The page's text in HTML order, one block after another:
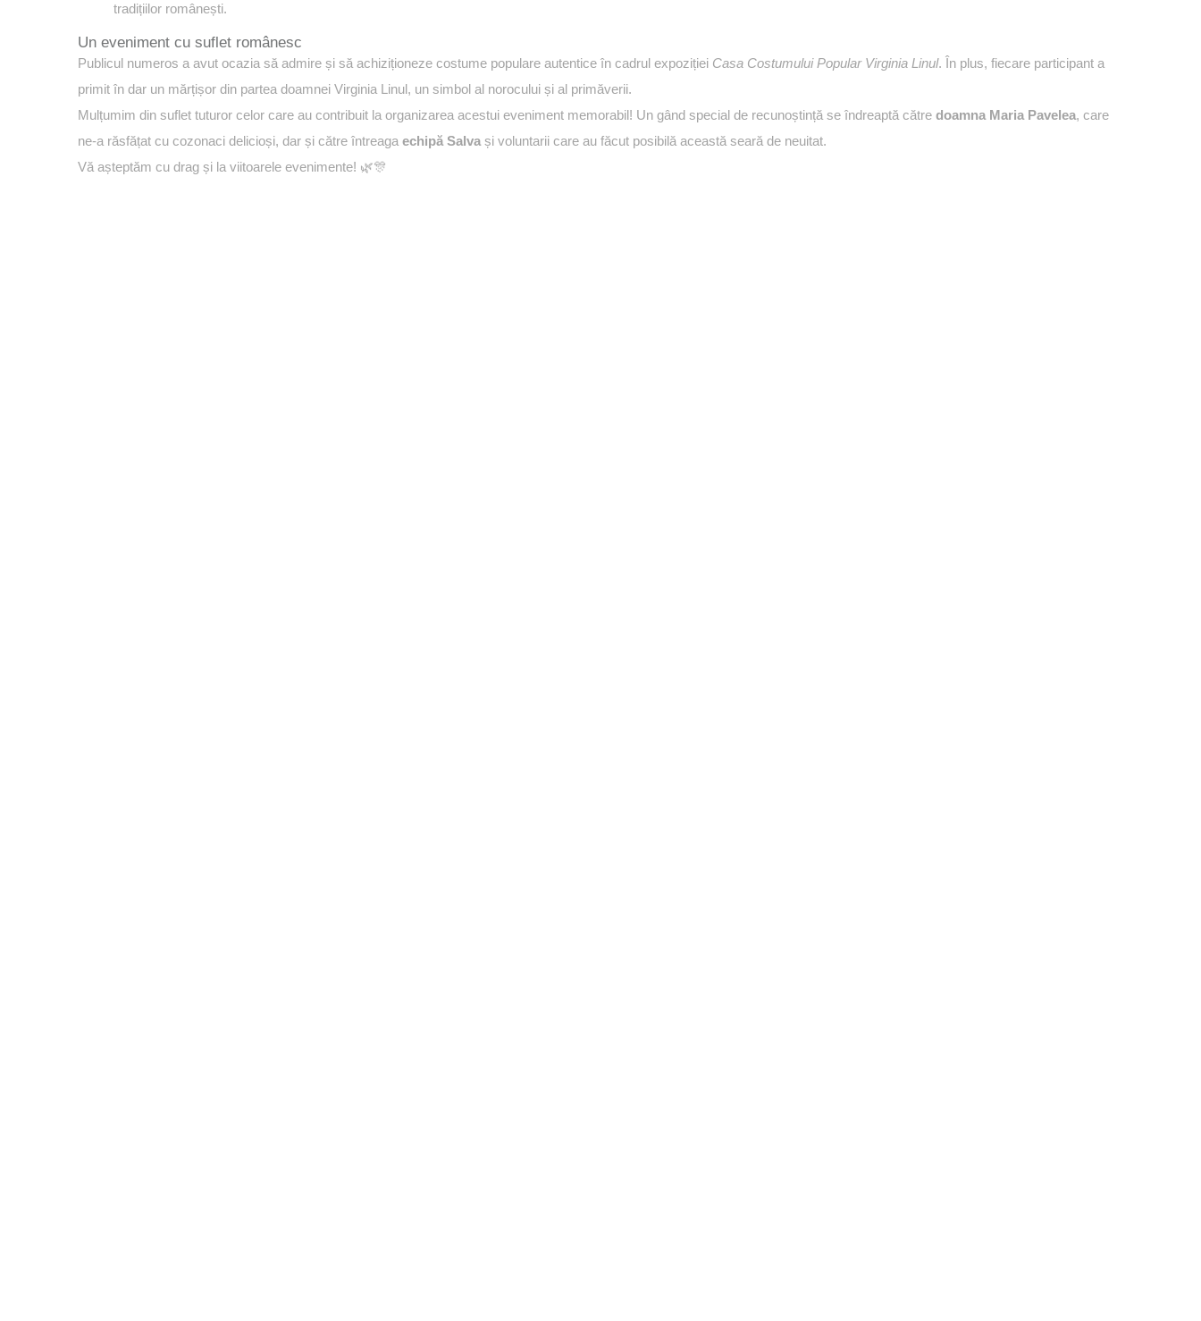
tradițiilor românești.
Un eveniment cu suflet românesc
Publicul numeros a avut ocazia să admire și să achiziționeze costume populare autentice în cadrul expoziției Casa Costumului Popular Virginia Linul. În plus, fiecare participant a
primit în dar un mărțișor din partea doamnei Virginia Linul, un simbol al norocului și al primăverii.
Mulțumim din suflet tuturor celor care au contribuit la organizarea acestui eveniment memorabil! Un gând special de recunoștință se îndreaptă către doamna Maria Pavelea, care
ne-a răsfățat cu cozonaci delicioși, dar și către întreaga echipă Salva și voluntarii care au făcut posibilă această seară de neuitat.
Vă așteptăm cu drag și la viitoarele evenimente! 🌿🎊